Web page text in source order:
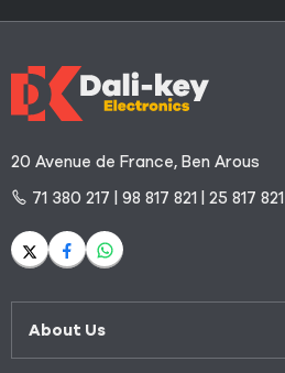
20 Avenue de France, Ben Arous
71 380 217 | 98 817 821 | 25 817 821
About Us